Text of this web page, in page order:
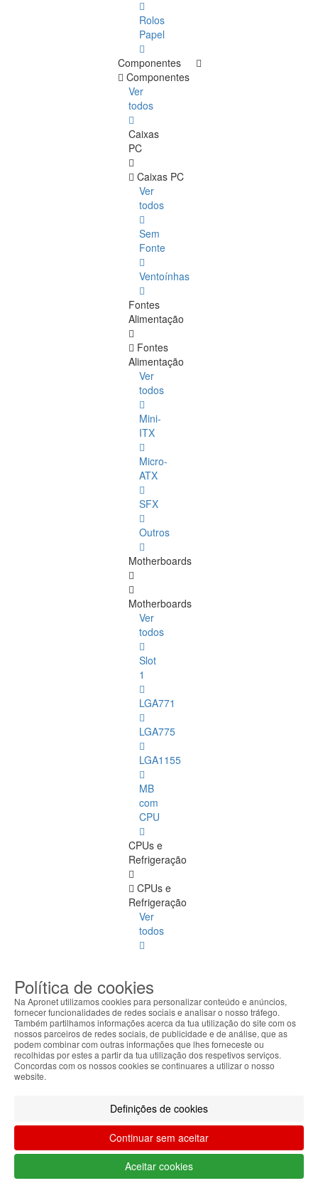
Rolos
Papel
Componentes
Componentes
Ver
todos
Caixas
PC
Caixas PC
Ver
todos
Sem
Fonte
Ventoínhas
Fontes
Alimentação
Fontes
Alimentação
Ver
todos
Mini-
ITX
Micro-
ATX
SFX
Outros
Motherboards
Motherboards
Ver
todos
Slot
1
LGA771
LGA775
LGA1155
MB
com
CPU
CPUs e
Refrigeração
CPUs e
Refrigeração
Ver
todos
LGA1155
LGA1156
Mobile
LGA2011
LGA1150
AMD
LGA1151
Política de cookies
Na Apronet utilizamos cookies para personalizar conteúdo e anúncios,
fornecer funcionalidades de redes sociais e analisar o nosso tráfego.
Também partilhamos informações acerca da tua utilização do site com os
nossos parceiros de redes sociais, de publicidade e de análise, que as
podem combinar com outras informações que lhes forneceste ou
recolhidas por estes a partir da tua utilização dos respetivos serviços.
Concordas com os nossos cookies se continuares a utilizar o nosso
website.
Definições de cookies
Continuar sem aceitar
Aceitar cookies